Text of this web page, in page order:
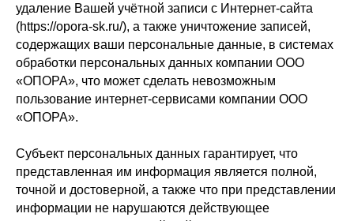
удаление Вашей учётной записи с Интернет-сайта
(https://opora-sk.ru/), а также уничтожение записей,
содержащих ваши персональные данные, в системах
обработки персональных данных компании ООО
«ОПОРА», что может сделать невозможным
пользование интернет-сервисами компании ООО
«ОПОРА».
Субъект персональных данных гарантирует, что
представленная им информация является полной,
точной и достоверной, а также что при представлении
информации не нарушаются действующее